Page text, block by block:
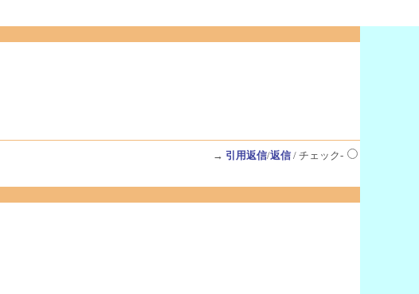
→ 引用返信/返信/ チェック-